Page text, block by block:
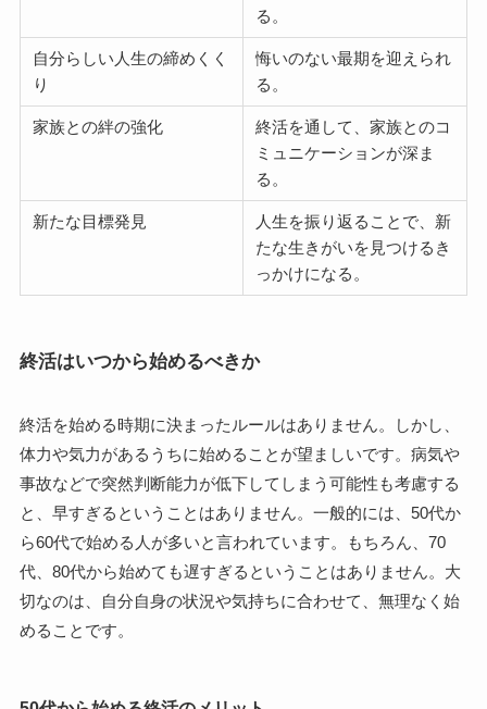
る。
自分らしい人生の締めくく
り
悔いのない最期を迎えられ
る。
家族との絆の強化
終活を通して、家族とのコ
ミュニケーションが深ま
る。
新たな目標発見
人生を振り返ることで、新
たな生きがいを見つけるき
っかけになる。
終活はいつから始めるべきか
終活を始める時期に決まったルールはありません。しかし、
体力や気力があるうちに始めることが望ましいです。病気や
事故などで突然判断能力が低下してしまう可能性も考慮する
と、早すぎるということはありません。一般的には、50代か
ら60代で始める人が多いと言われています。もちろん、70
代、80代から始めても遅すぎるということはありません。大
切なのは、自分自身の状況や気持ちに合わせて、無理なく始
めることです。